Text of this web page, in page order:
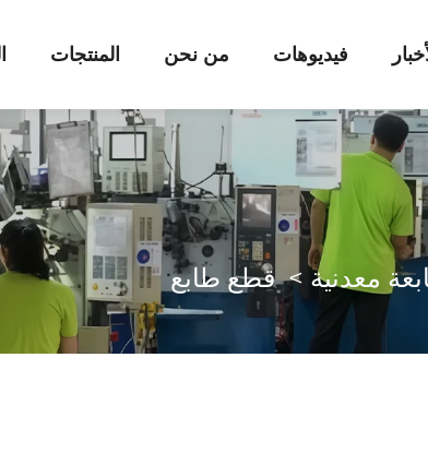
المنتجات من نحن فيديوهات
معدنية >قطع طابع